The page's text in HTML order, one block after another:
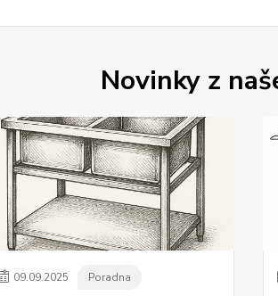
Novinky z
09.09.2025 Poradna